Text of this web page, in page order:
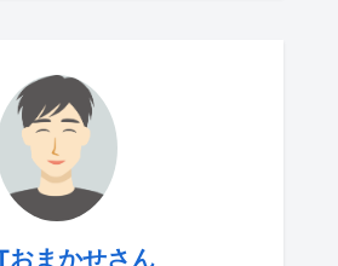
おまかせさん